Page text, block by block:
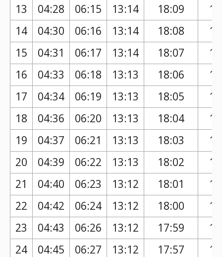
13 04:28 06:15 13:14 18:09
14
04:30 06:16 13:14 18:08
15
04:31 06:17 13:14 18:07
16
04:33 06:18 13:13 18:06
17
04:34 06:19 13:13 18:05
18
04:36 06:20 13:13 18:04
19
04:37 06:21 13:13 18:03
20
04:39 06:22 13:13 18:02
21
04:40 06:23 13:12 18:01
22
04:42 06:24 13:12 18:00
23
04:43 06:26 13:12 17:59
24
04:45 06:27 13:12 17:57